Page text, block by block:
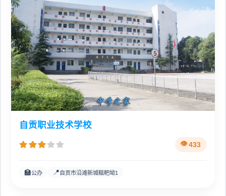
自贡职业技术学校
433
🏫公办 📍自贡市沿滩新城糍粑坳1